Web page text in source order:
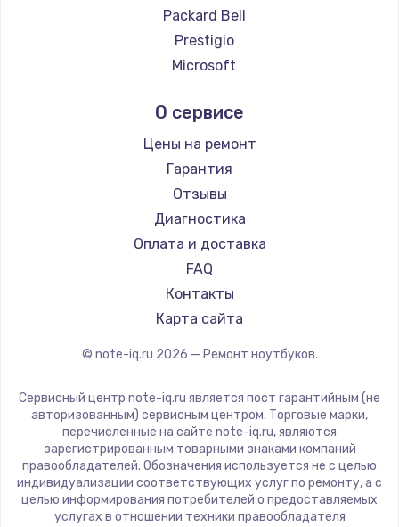
Ремонт ноутбуков Evga
Ремонт ноутбуков Google
Ремонт ноутбуков Echips
Ремонт ноутбуков Predator
Ремонт ноутбуков iru
Ремонт ноутбуков Machenike
Ремонт ноутбуков DEXP
Ремонт ноутбуков Teclast
Ремонт ноутбуков CHUWI
Ремонт ноутбуков Colorful
Packard Bell
Prestigio
Microsoft
Aquarius
Gigabyte
Aorus
Maibenben
Getac
Epson
Philips
LG
Panasonic
ZTE
Hiper
Evga
Google
Echips
О сервисе
Цены на ремонт
Гарантия
Отзывы
Диагностика
Оплата и доставка
FAQ
Контакты
Карта сайта
© note-iq.ru 2026 — Ремонт ноутбуков.
Сервисный центр note-iq.ru является пост гарантийным (не
авторизованным) сервисным центром. Торговые марки,
перечисленные на сайте note-iq.ru, являются
зарегистрированным товарными знаками компаний
правообладателей. Обозначения используется не с целью
индивидуализации соответствующих услуг по ремонту, а с
целью информирования потребителей о предоставляемых
услугах в отношении техники правообладателя